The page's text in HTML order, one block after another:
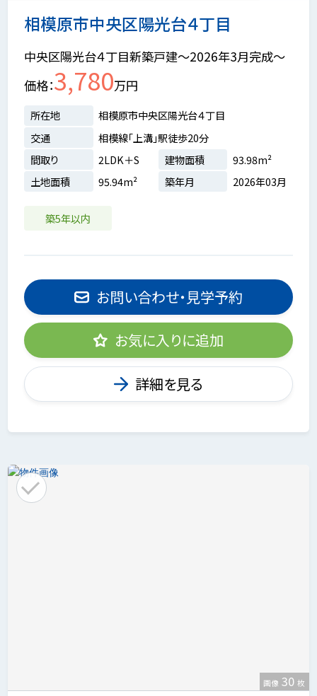
相模原市中央区陽光台４丁目
中央区陽光台４丁目新築戸建～2026年3月完成～
価格 3,780万円
所在地
相模原市中央区陽光台４丁目
交通
相模線「上溝」駅徒歩20分
間取り
2LDK＋S 建物面積
93.98m²
土地面積
95.94m² 築年月 2026年03月
築5年以内
お問い合わせ・見学予約
お気に入りに追加
詳細を見る
画像 30 枚